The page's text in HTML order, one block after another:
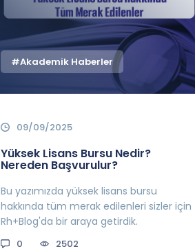
#Akademik Haberler
09/09/2025
Yüksek Lisans Bursu Nedir?
Nereden Başvurulur?
Bu yazımızda yüksek lisans bursu
hakkında tüm merak edilenleri sizler için
Rh+Blog'da bir araya getirdik.
0 2502